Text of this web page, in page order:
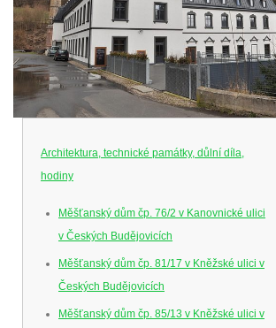
Architektura, technické památky, důlní díla,
hodiny
Měšťanský dům čp. 76/2 v Kanovnické ulici
v Českých Budějovicích
Měšťanský dům čp. 81/17 v Kněžské ulici v
Českých Budějovicích
Měšťanský dům čp. 85/13 v Kněžské ulici v